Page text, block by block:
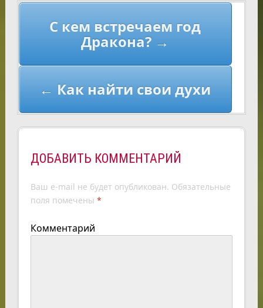
Навигация
С кем встречаем год
Дракона? →
← Как найти свои духи
ДОБАВИТЬ КОММЕНТАРИЙ
Ваш e-mail не будет опубликован. Обязательные
поля помечены *
Комментарий